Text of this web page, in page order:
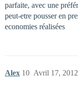
parfaite, avec une
peut-etre pousser en
economies réalisées
Alex Avril 17,
10